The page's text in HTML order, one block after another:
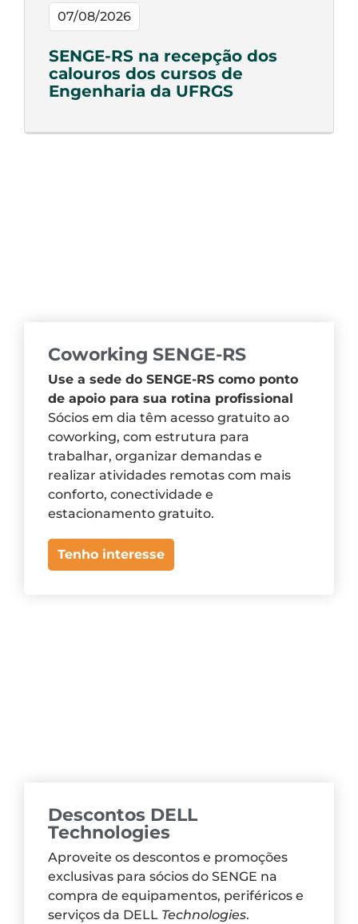
07/08/2026
SENGE-RS na recepção dos
calouros dos cursos de
Engenharia da UFRGS
Coworking SENGE-RS
Use a sede do SENGE-RS como ponto
de apoio para sua rotina profissional
Sócios em dia têm acesso gratuito ao
coworking, com estrutura para
trabalhar, organizar demandas e
realizar atividades remotas com mais
conforto, conectividade e
estacionamento gratuito.
Tenho interesse
Descontos DELL
Technologies
Aproveite os descontos e promoções
exclusivas para sócios do SENGE na
compra de equipamentos, periféricos e
serviços da DELL Technologies.